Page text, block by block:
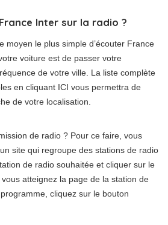
Inter sur la radio ?
moyen le plus simple d’écouter France
voiture est de passer votre
de votre ville. La liste complète
en cliquant ICI vous permettra de
de votre localisation.
de radio ? Pour ce faire, vous
site qui regroupe des stations de radio
de radio souhaitée et cliquer sur le
atteignez la page de la station de
cliquez sur le bouton